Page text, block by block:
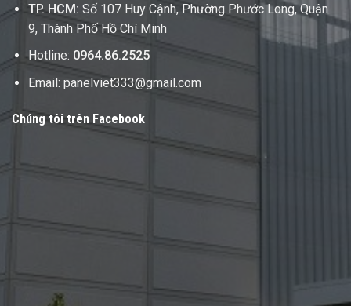
TP. HCM: Số 107 Huy Cậnh, Phường Phước Long, Quận
9, Thành Phố Hồ Chí Minh
Hotline: 0964.86.2525
Email: panelviet333@gmail.com
Chúng tôi trên Facebook